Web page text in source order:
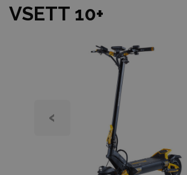
VSETT 10+
‹